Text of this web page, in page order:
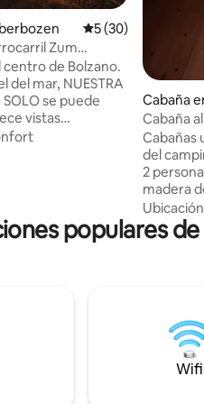
Calificación
5 (30)
Zum
centro de Bolzano.
del mar, NUESTRA
se puede
vistas
actividades al aire
Dolomitas y el
Disfrutá de
Card (!)
Cabaña
Cabaña
Cabañas
del
2
madera
doble
de la cual
ropa y
unos
Secador
permite
Ubicación
populares
Wifi